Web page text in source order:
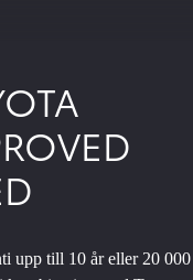
upp till 10 år eller 20 000